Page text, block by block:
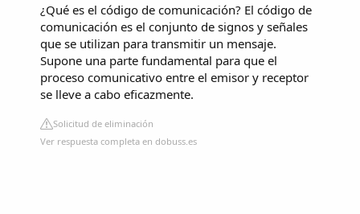
¿Qué es el código de comunicación? El código de
comunicación es el conjunto de signos y señales
que se utilizan para transmitir un mensaje.
Supone una parte fundamental para que el
proceso comunicativo entre el emisor y receptor
se lleve a cabo eficazmente.
Solicitud de eliminación
Ver respuesta completa en dobuss.es